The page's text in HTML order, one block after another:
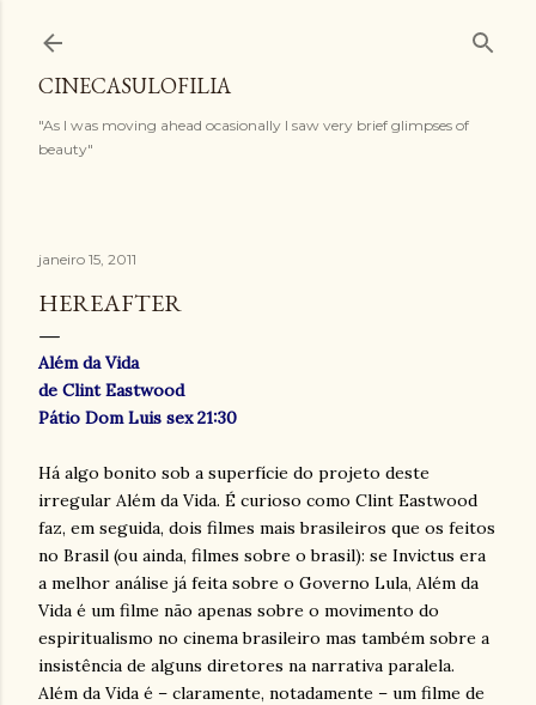
CINECASULOFILIA
"As I was moving ahead ocasionally I saw very brief glimpses of
beauty"
janeiro 15, 2011
HEREAFTER
Além da Vida
de Clint Eastwood
Pátio Dom Luis sex 21:30
Há algo bonito sob a superfície do projeto deste
irregular Além da Vida. É curioso como Clint Eastwood
faz, em seguida, dois filmes mais brasileiros que os feitos
no Brasil (ou ainda, filmes sobre o brasil): se Invictus era
a melhor análise já feita sobre o Governo Lula, Além da
Vida é um filme não apenas sobre o movimento do
espiritualismo no cinema brasileiro mas também sobre a
insistência de alguns diretores na narrativa paralela.
Além da Vida é – claramente, notadamente – um filme de